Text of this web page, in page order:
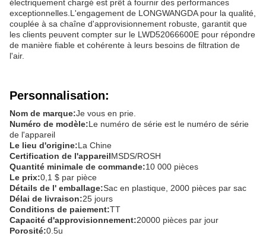
électriquement chargé est prêt à fournir des performances
exceptionnelles.L'engagement de LONGWANGDA pour la qualité,
couplée à sa chaîne d'approvisionnement robuste, garantit que
les clients peuvent compter sur le LWD52066600E pour répondre
de manière fiable et cohérente à leurs besoins de filtration de
l'air.
Personnalisation:
Nom de marque:Je vous en prie.
Numéro de modèle:Le numéro de série est le numéro de série
de l'appareil
Le lieu d'origine:La Chine
Certification de l'appareilMSDS/ROSH
Quantité minimale de commande:10 000 pièces
Le prix:0,1 $ par pièce
Détails de l' emballage:Sac en plastique, 2000 pièces par sac
Délai de livraison:25 jours
Conditions de paiement:TT
Capacité d'approvisionnement:20000 pièces par jour
Porosité:0.5u